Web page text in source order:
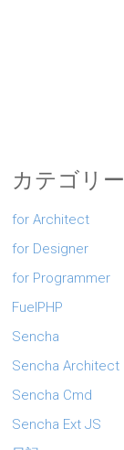
カテゴリー
for Architect
for Designer
for Programmer
FuelPHP
Sencha
Sencha Architect
Sencha Cmd
Sencha Ext JS